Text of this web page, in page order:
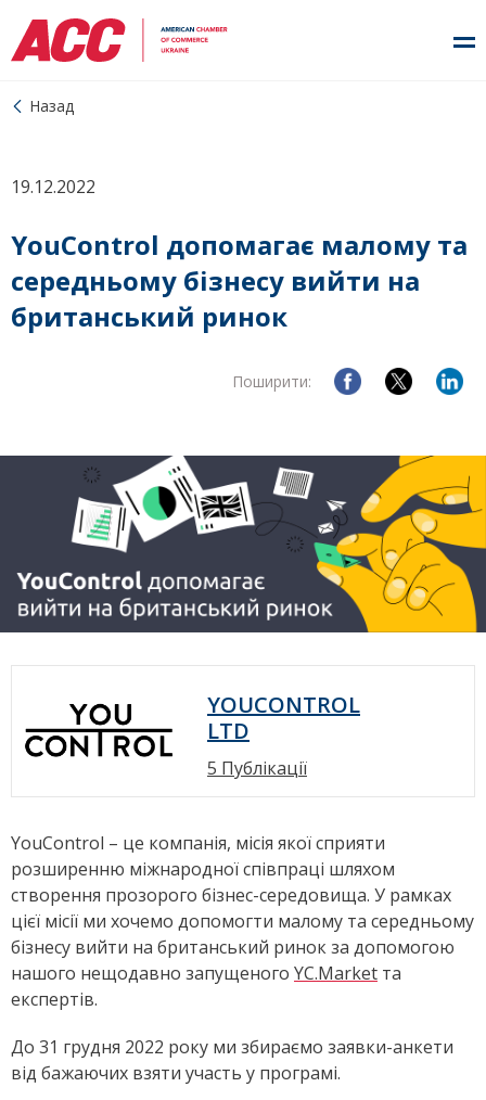
Назад
19.12.2022
YouControl допомагає малому та
середньому бізнесу вийти на
британський ринок
Поширити:
YOUCONTROL
LTD
5 Публікації
YouControl – це компанія, місія якої сприяти
розширенню міжнародної співпраці шляхом
створення прозорого бізнес-середовища. У рамках
цієї місії ми хочемо допомогти малому та середньому
бізнесу вийти на британський ринок за допомогою
нашого нещодавно запущеного YC.Market та
експертів.
До 31 грудня 2022 року ми збираємо заявки-анкети
від бажаючих взяти участь у програмі.